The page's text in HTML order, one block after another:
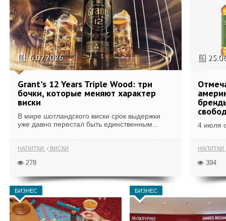
6.07.2026
Grant's 12 Years Triple Wood: три
бочки, которые меняют характер
виски
В мире шотландского виски срок выдержки
уже давно перестал быть единственным...
НАПИТКИ ВИСКИ
278
4 июля
НАПИТКИ
394
БИЗНЕС БИЗНЕС